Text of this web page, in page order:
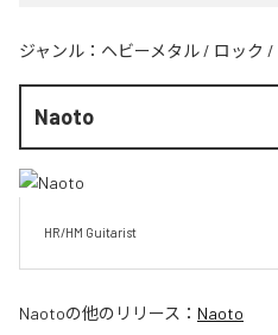
ジャンル： ヘビーメタル / ロック /
Naoto
HR/HM Guitarist
Naotoの他のリリース： Naoto